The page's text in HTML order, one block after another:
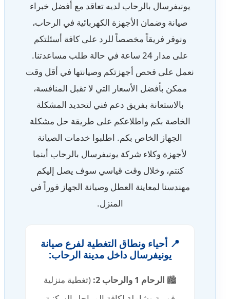
يونيفرسال بالرحاب لديه تعاقد مع أفضل خبراء
صيانة وضمان الأجهزة الكهربائية في الرحاب،
ونوفر فريقاً مخصصاً للرد على كافة أسئلتكم
على مدار 24 ساعة في حالة طلب مساعدتنا.
نعمل على فحص أجهزتكم وصيانتها في أقل وقت
ممكن بأفضل الأسعار التي لا تقبل المنافسة،
بالاستعانة بفريق دعم فني لتحديد المشكلة
الخاصة بكم واطلاعكم على طريقة حل مشكلة
الجهاز الخاص بكم. اطلبوا خدمات الصيانة
لأجهزة وكلاء شركة يونيفرسال بالرحاب أينما
كنتم، وخلال وقت قياسي سوف يصل إليكم
مهندسنا لمعاينة العطل وصيانة الجهاز فوراً في
المنزل.
📍 أحياء ونطاق التغطية لفرع صيانة
يونيفرسال داخل مدينة الرحاب:
🏙️ الرحام 1 والرحاب 2:
(تغطية منزلية